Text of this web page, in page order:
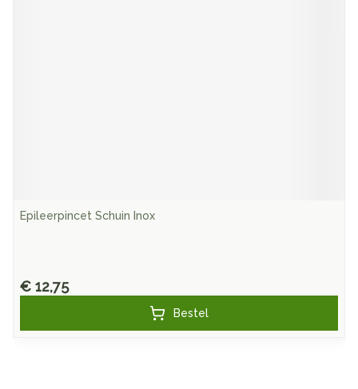
Epileerpincet Schuin Inox
€ 12,75
Bestel